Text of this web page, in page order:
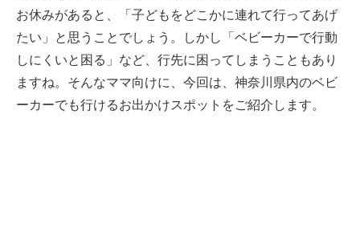
お休みがあると、「子どもをどこかに連れて行ってあげ
たい」と思うことでしょう。しかし「ベビーカーで行動
しにくいと困る」など、行先に困ってしまうこともあり
ますね。そんなママ向けに、今回は、神奈川県内のベビ
ーカーでも行けるお出かけスポットをご紹介します。